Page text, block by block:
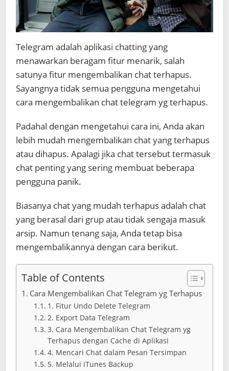
Telegram adalah aplikasi chatting yang
menawarkan beragam fitur menarik, salah
satunya fitur mengembalikan chat terhapus.
Sayangnya tidak semua pengguna mengetahui
cara mengembalikan chat telegram yg terhapus.
Padahal dengan mengetahui cara ini, Anda akan
lebih mudah mengembalikan chat yang terhapus
atau dihapus. Apalagi jika chat tersebut termasuk
chat penting yang sering membuat beberapa
pengguna panik.
Biasanya chat yang mudah terhapus adalah chat
yang berasal dari grup atau tidak sengaja masuk
arsip. Namun tenang saja, Anda tetap bisa
mengembalikannya dengan cara berikut.
Table of Contents
Cara Mengembalikan Chat Telegram yg Terhapus
1. Fitur Undo Delete Telegram
2. Export Data Telegram
3. Cara Mengembalikan Chat Telegram yg
Terhapus dengan Cache di Aplikasi
4. Mencari Chat dalam Pesan Tersimpan
5. Melalui iTunes Backup